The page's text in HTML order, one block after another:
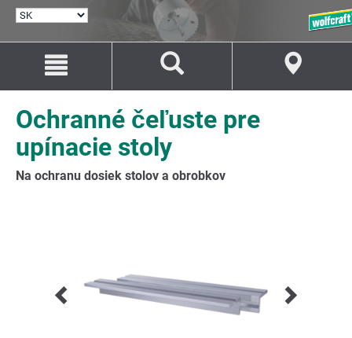
Obsah
Navigáciu
Ochranné čeľuste pre
upínacie stoly
Na ochranu dosiek stolov a obrobkov